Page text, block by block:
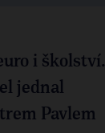
i školství.
jednal
Pavlem